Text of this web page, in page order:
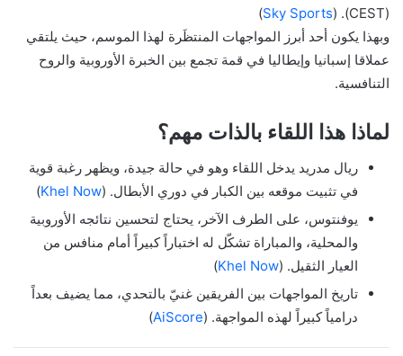
(CEST). (
Sky Sports
)
وبهذا يكون أحد أبرز المواجهات المنتظَرة لهذا الموسم، حيث يلتقي
عملاقا إسبانيا وإيطاليا في قمة تجمع بين الخبرة الأوروبية والروح
التنافسية.
لماذا هذا اللقاء بالذات مهم؟
ريال مدريد يدخل اللقاء وهو في حالة جيدة، ويظهر رغبة قوية
في تثبيت موقعه بين الكبار في دوري الأبطال. (Khel Now
)
يوفنتوس، على الطرف الآخر، يحتاج لتحسين نتائجه الأوروبية
والمحلية، والمباراة تشكّل له اختباراً كبيراً أمام منافس من
العيار الثقيل. (Khel Now
)
تاريخ المواجهات بين الفريقين غنيّ بالتحدي، مما يضيف بعداً
درامياً كبيراً لهذه المواجهة. (AiScore
)